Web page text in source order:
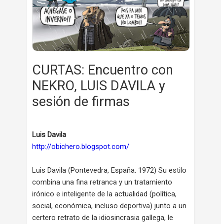
CURTAS: Encuentro con
NEKRO, LUIS DAVILA y
sesión de firmas
Luis Davila
http://obichero.blogspot.com/
Luis Davila (Pontevedra, España. 1972) Su estilo
combina una fina retranca y un tratamiento
irónico e inteligente de la actualidad (política,
social, económica, incluso deportiva) junto a un
certero retrato de la idiosincrasia gallega, le